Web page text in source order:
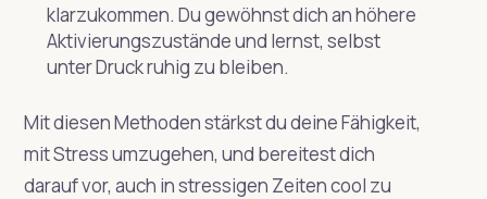
klarzukommen. Du gewöhnst dich an höhere
Aktivierungszustände und lernst, selbst
unter Druck ruhig zu bleiben.
Mit diesen Methoden stärkst du deine Fähigkeit,
mit Stress umzugehen, und bereitest dich
darauf vor, auch in stressigen Zeiten cool zu